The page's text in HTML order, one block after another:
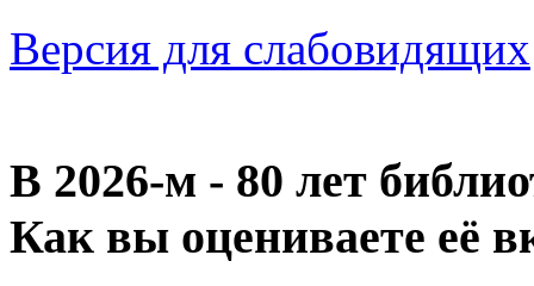
Версия для слабовидящих
В 2026‑м - 80 лет
Как вы оцениваете её